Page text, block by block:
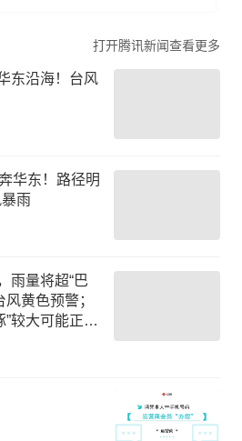
打开腾讯新闻查看更多
东沿海！台风
华东！路径明
雨
雨量将超“巴
黄色预警；
”较大可能正面